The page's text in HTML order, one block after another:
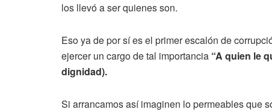
los llevó a ser quienes son.
Eso ya de por sí es el primer escalón de
ejercer un cargo de tal importancia “A quien le
dignidad).
Si arrancamos así imaginen lo permeables que